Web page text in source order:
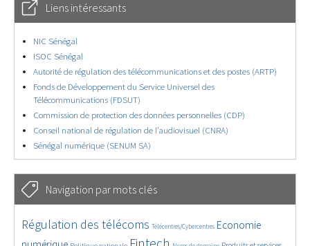
Liens intéressants
NIC Sénégal
ISOC Sénégal
Autorité de régulation des télécommunications et des postes (ARTP)
Fonds de Développement du Service Universel des
Télécommunications (FDSUT)
Commission de protection des données personnelles (CDP)
Conseil national de régulation de l’audiovisuel (CNRA)
Sénégal numérique (SENUM SA)
Navigation par mots clés
4855/5832
Régulation des télécoms
354/5832 Télécentres/Cybercentres
3843/5832
Economie
1905/5832
5402/5832
698/5832
2526/5832
1610/5832